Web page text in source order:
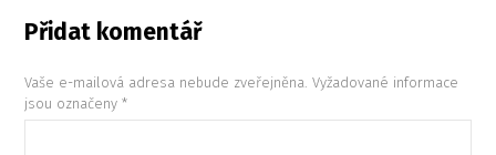
Přidat komentář
Vaše e-mailová adresa nebude zveřejněna. Vyžadované informace
jsou označeny*